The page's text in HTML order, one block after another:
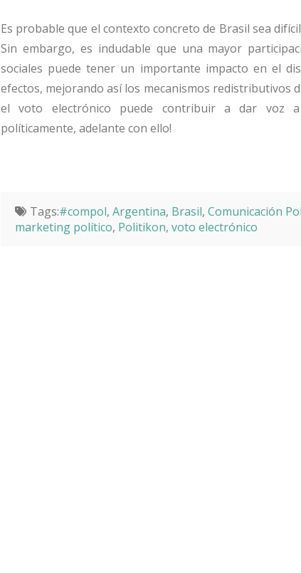
Es probable que el contexto concreto de Brasil sea
Sin embargo, es indudable que una mayor
sociales puede tener un importante impacto en el
efectos, mejorando así los mecanismos redistributivos
el voto electrónico puede contribuir a dar voz a
políticamente, adelante con ello!
Tags:#compol, Argentina, Brasil, Comunicación
marketing político, Politikon, voto electrónico